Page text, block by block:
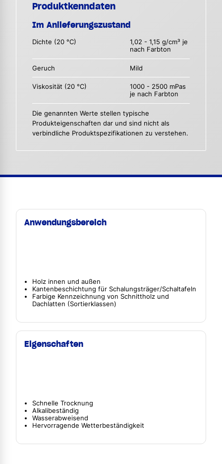
Produktkenndaten
Im Anlieferungszustand
Dichte (20 °C)
1,02 - 1,15 g/cm³ je
nach Farbton
Geruch Mild
Viskosität (20 °C)
1000 - 2500 mPas
je nach Farbton
Die genannten Werte stellen typische
Produkteigenschaften dar und sind nicht als
verbindliche Produktspezifikationen zu verstehen.
Anwendungsbereich
Holz innen und außen
Kantenbeschichtung für Schalungsträger/Schaltafeln
Farbige Kennzeichnung von Schnittholz und
Dachlatten (Sortierklassen)
Eigenschaften
Schnelle Trocknung
Alkalibeständig
Wasserabweisend
Hervorragende Wetterbeständigkeit